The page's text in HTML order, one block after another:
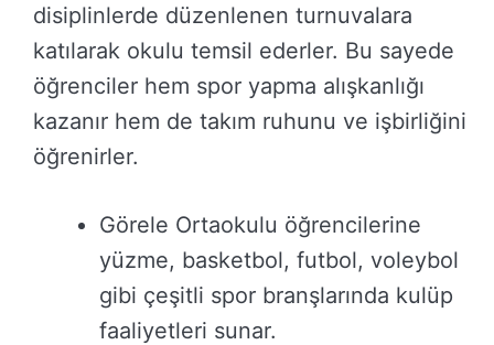
disiplinlerde düzenlenen turnuvalara
katılarak okulu temsil ederler. Bu sayede
öğrenciler hem spor yapma alışkanlığı
kazanır hem de takım ruhunu ve işbirliğini
öğrenirler.
Görele Ortaokulu öğrencilerine
yüzme, basketbol, futbol, voleybol
gibi çeşitli spor branşlarında kulüp
faaliyetleri sunar.